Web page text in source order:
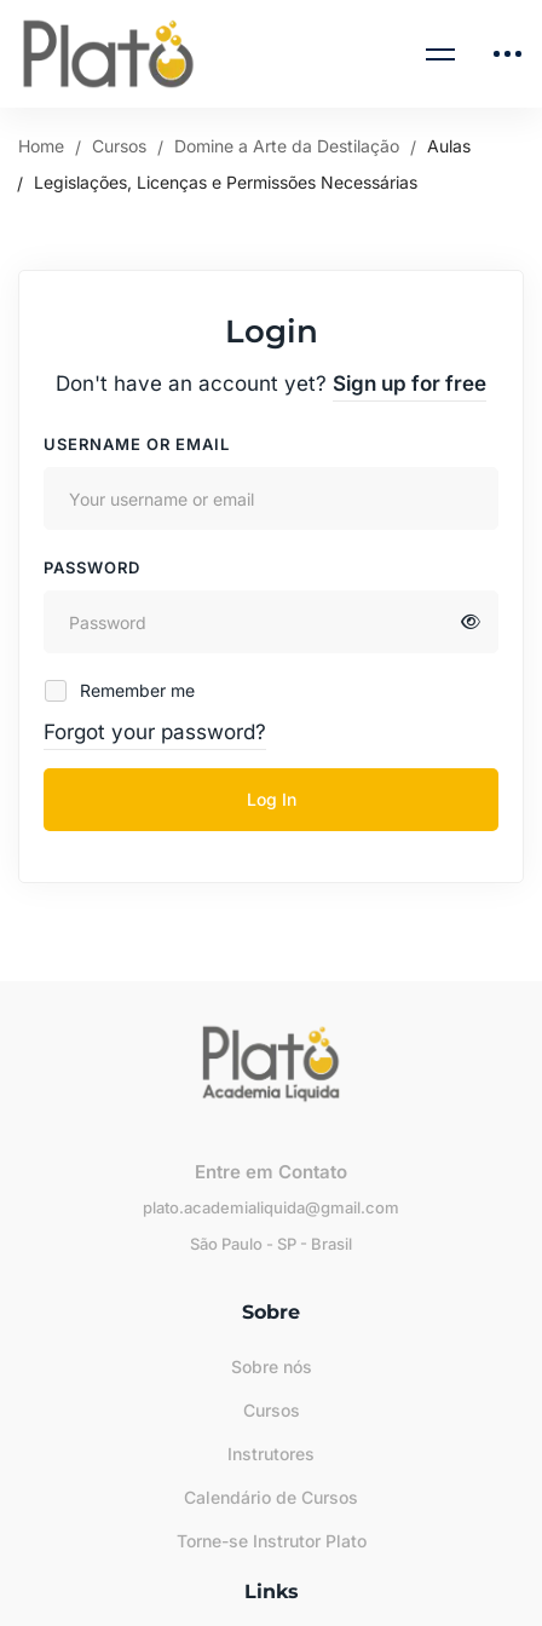
Home Cursos Domine a Arte da Destilação
Aulas
Legislações, Licenças e Permissões Necessárias
Login
Don't have an account yet? Sign up for free
USERNAME OR EMAIL
PASSWORD
Remember me
Forgot your password?
Log In
Entre em Contato
plato.academialiquida@gmail.com
São Paulo - SP - Brasil
Sobre
Sobre nós
Cursos
Instrutores
Calendário de Cursos
Torne-se Instrutor Plato
Links